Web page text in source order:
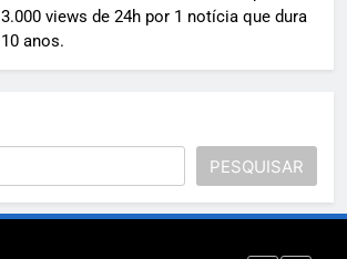
3.000 views de 24h por 1 notícia que dura
10 anos.
PESQUISAR